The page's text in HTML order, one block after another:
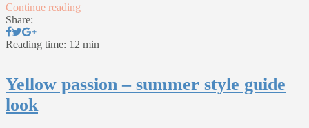
Continue reading
Share:
Reading time: 12 min
Yellow passion – summer style guide
look